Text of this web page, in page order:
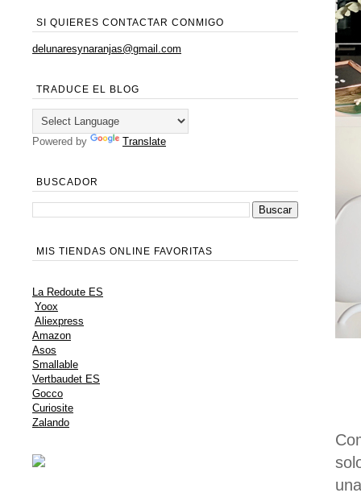
SI QUIERES CONTACTAR CONMIGO
delunaresynaranjas@gmail.com
TRADUCE EL BLOG
Powered by Translate
BUSCADOR
MIS TIENDAS ONLINE FAVORITAS
La Redoute ES
Yoox
Aliexpress
Amazon
Asos
Smallable
Vertbaudet ES
Gocco
Curiosite
Zalando